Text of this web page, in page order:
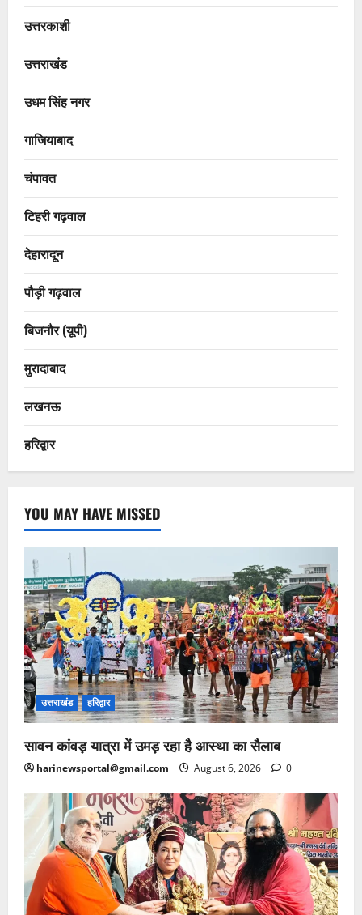
उत्तरकाशी
उत्तराखंड
उधम सिंह नगर
गाजियाबाद
चंपावत
टिहरी गढ़वाल
देहारादून
पौड़ी गढ़वाल
बिजनौर (यूपी)
मुरादाबाद
लखनऊ
हरिद्वार
YOU MAY HAVE MISSED
उत्तराखंड हरिद्वार
सावन कांवड़ यात्रा में उमड़ रहा है आस्था का सैलाब
harinewsportal@gmail.com August 6, 2026 0